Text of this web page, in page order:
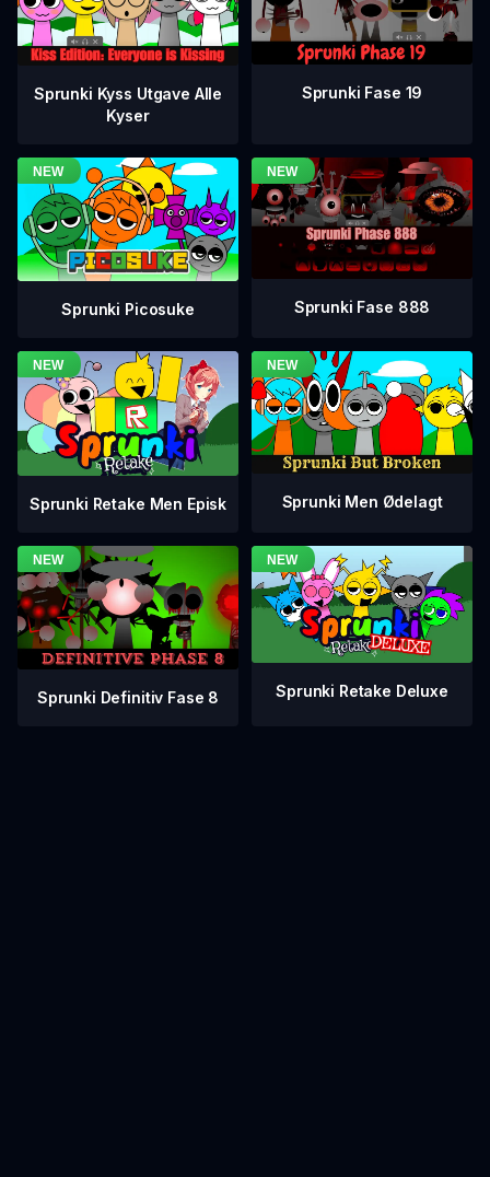
Sprunki Kyss Utgave Alle
Kyser
Sprunki Fase 19
Sprunki Picosuke Sprunki Fase 888
Sprunki Retake Men Episk Sprunki Men Ødelagt
Sprunki Definitiv Fase 8 Sprunki Retake Deluxe